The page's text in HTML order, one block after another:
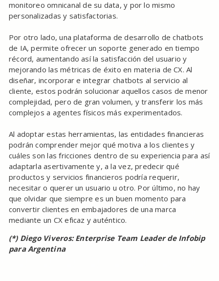
monitoreo omnicanal de su data, y por lo mismo
personalizadas y satisfactorias.
Por otro lado, una plataforma de desarrollo de chatbots
de IA, permite ofrecer un soporte generado en tiempo
récord, aumentando así la satisfacción del usuario y
mejorando las métricas de éxito en materia de CX. Al
diseñar, incorporar e integrar chatbots al servicio al
cliente, estos podrán solucionar aquellos casos de menor
complejidad, pero de gran volumen, y transferir los más
complejos a agentes físicos más experimentados.
Al adoptar estas herramientas, las entidades financieras
podrán comprender mejor qué motiva a los clientes y
cuáles son las fricciones dentro de su experiencia para así
adaptarla asertivamente y, a la vez, predecir qué
productos y servicios financieros podría requerir,
necesitar o querer un usuario u otro. Por último, no hay
que olvidar que siempre es un buen momento para
convertir clientes en embajadores de una marca
mediante un CX eficaz y auténtico.
(*) Diego Viveros: Enterprise Team Leader de Infobip
para Argentina